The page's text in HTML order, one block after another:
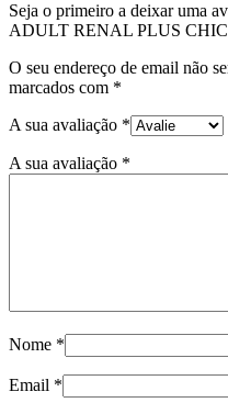
Seja o primeiro a deixar uma
ADULT RENAL PLUS
O seu endereço de email não
marcados com *
A sua avaliação *
A sua avaliação *
Nome *
Email *